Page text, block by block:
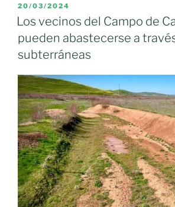
con
Aguas
del
Campo
de
Calatrava
el
abastecimiento
desde
Llanura
Manchega»
PUBLICADO
EL
20/03/2024
Los vecinos del Campo de
pueden abastecerse a
subterráneas